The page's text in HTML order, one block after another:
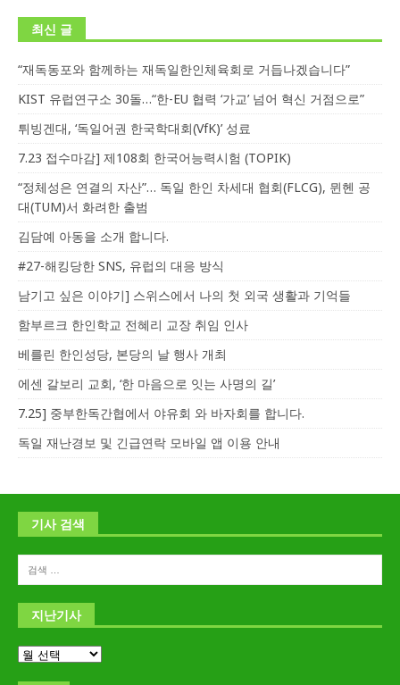
최신 글
“재독동포와 함께하는 재독일한인체육회로 거듭나겠습니다”
KIST 유럽연구소 30돌…“한-EU 협력 ‘가교’ 넘어 혁신 거점으로”
튀빙겐대, ‘독일어권 한국학대회(VfK)’ 성료
7.23 접수마감] 제108회 한국어능력시험 (TOPIK)
“정체성은 연결의 자산”… 독일 한인 차세대 협회(FLCG), 뮌헨 공
대(TUM)서 화려한 출범
김담예 아동을 소개 합니다.
#27-해킹당한 SNS, 유럽의 대응 방식
남기고 싶은 이야기] 스위스에서 나의 첫 외국 생활과 기억들
함부르크 한인학교 전혜리 교장 취임 인사
베를린 한인성당, 본당의 날 행사 개최
에센 갈보리 교회, ‘한 마음으로 잇는 사명의 길’
7.25] 중부한독간협에서 야유회 와 바자회를 합니다.
독일 재난경보 및 긴급연락 모바일 앱 이용 안내
기사 검색
지난기사